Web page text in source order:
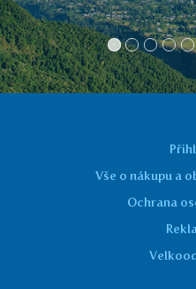
Vše o nákupu a
Ochrana